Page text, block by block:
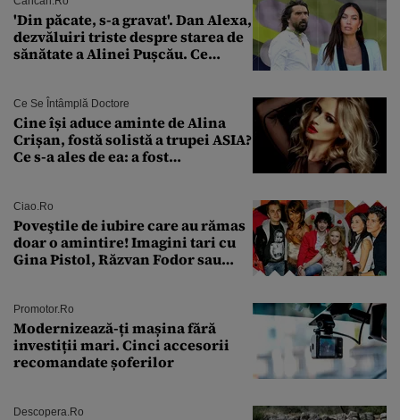
'Din păcate, s-a gravat'. Dan Alexa,
dezvăluiri triste despre starea de
sănătate a Alinei Pușcău. Ce
Ce Se Întâmplă Doctore
Cine își aduce aminte de Alina
Crișan, fostă solistă a trupei ASIA?
Ce s-a ales de ea: a fost
Ciao.ro
Poveştile de iubire care au rămas
doar o amintire! Imagini tari cu
Gina Pistol, Răzvan Fodor sau
Promotor.ro
Modernizează-ți mașina fără
investiții mari. Cinci accesorii
recomandate șoferilor
Descopera.ro